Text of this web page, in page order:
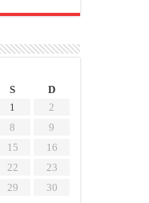
S
D
1
2
8
9
15
16
22
23
29
30